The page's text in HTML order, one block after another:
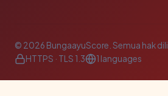
© 2026 BungaayuScore. Semua hak
HTTPS · TLS 1.3
1 languages